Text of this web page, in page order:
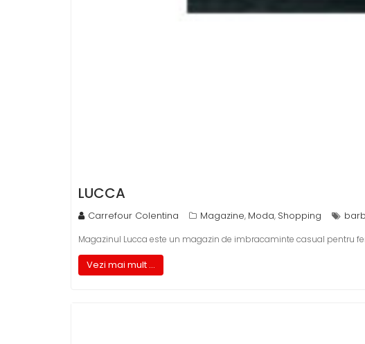
LUCCA
Carrefour Colentina Magazine, Moda, Shopping
Magazinul Lucca este un magazin de imbracaminte casual pentru
Vezi mai mult ...